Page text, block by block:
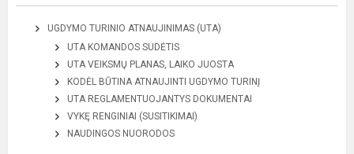
UGDYMO TURINIO ATNAUJINIMAS (UTA)
UTA KOMANDOS SUDĖTIS
UTA VEIKSMŲ PLANAS, LAIKO JUOSTA
KODĖL BŪTINA ATNAUJINTI UGDYMO TURINĮ
UTA REGLAMENTUOJANTYS DOKUMENTAI
VYKĘ RENGINIAI (SUSITIKIMAI)
NAUDINGOS NUORODOS